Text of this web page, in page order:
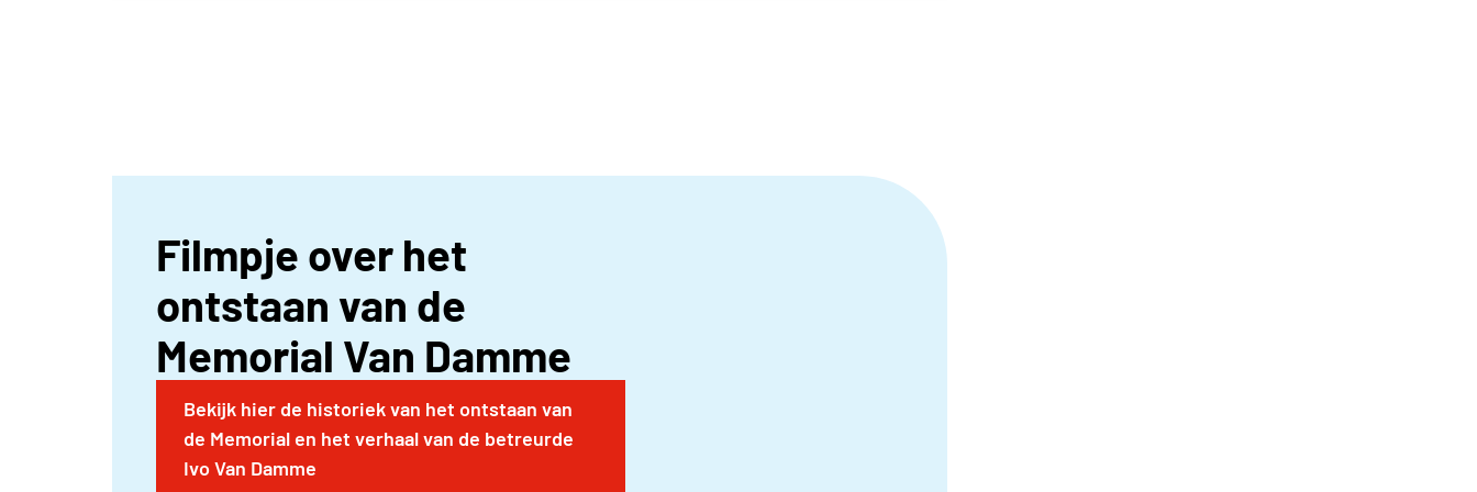
Filmpje over het
ontstaan van de
Memorial Van Damme
Bekijk hier de historiek van het ontstaan van
de Memorial en het verhaal van de betreurde
Ivo Van Damme